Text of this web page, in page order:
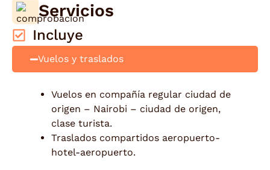
Servicios
Incluye
Vuelos y traslados
Vuelos en compañía regular ciudad de
origen – Nairobi – ciudad de origen,
clase turista.
Traslados compartidos aeropuerto-
hotel-aeropuerto.